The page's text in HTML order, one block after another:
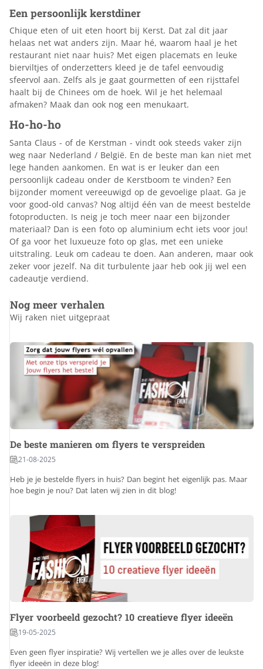
Een persoonlijk kerstdiner
Chique eten of uit eten hoort bij Kerst. Dat zal dit jaar
helaas net wat anders zijn. Maar hé, waarom haal je het
restaurant niet naar huis? Met eigen placemats en leuke
bierviltjes of onderzetters kleed je de tafel eenvoudig
sfeervol aan. Zelfs als je gaat gourmetten of een rijsttafel
haalt bij de Chinees om de hoek. Wil je het helemaal
afmaken? Maak dan ook nog een menukaart.
Ho-ho-ho
Santa Claus - of de Kerstman - vindt ook steeds vaker zijn
weg naar Nederland / België. En de beste man kan niet met
lege handen aankomen. En wat is er leuker dan een
persoonlijk cadeau onder de Kerstboom te vinden? Een
bijzonder moment vereeuwigd op de gevoelige plaat. Ga je
voor good-old canvas? Nog altijd één van de meest bestelde
fotoproducten. Is neig je toch meer naar een bijzonder
materiaal? Dan is een foto op aluminium echt iets voor jou!
Of ga voor het luxueuze foto op glas, met een unieke
uitstraling. Leuk om cadeau te doen. Aan anderen, maar ook
zeker voor jezelf. Na dit turbulente jaar heb ook jij wel een
cadeautje verdiend.
Nog meer verhalen
Wij raken niet uitgepraat
De beste manieren om flyers te verspreiden
21-08-2025
Heb je je bestelde flyers in huis? Dan begint het eigenlijk pas. Maar
hoe begin je nou? Dat laten wij zien in dit blog!
Flyer voorbeeld gezocht? 10 creatieve flyer ideeën
19-05-2025
Even geen flyer inspiratie? Wij vertellen we je alles over de leukste
flyer ideeën in deze blog!